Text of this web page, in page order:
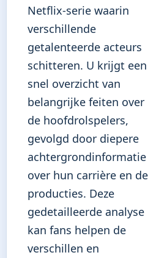
Netflix-serie waarin
verschillende
getalenteerde acteurs
schitteren. U krijgt een
snel overzicht van
belangrijke feiten over
de hoofdrolspelers,
gevolgd door diepere
achtergrondinformatie
over hun carrière en de
producties. Deze
gedetailleerde analyse
kan fans helpen de
verschillen en